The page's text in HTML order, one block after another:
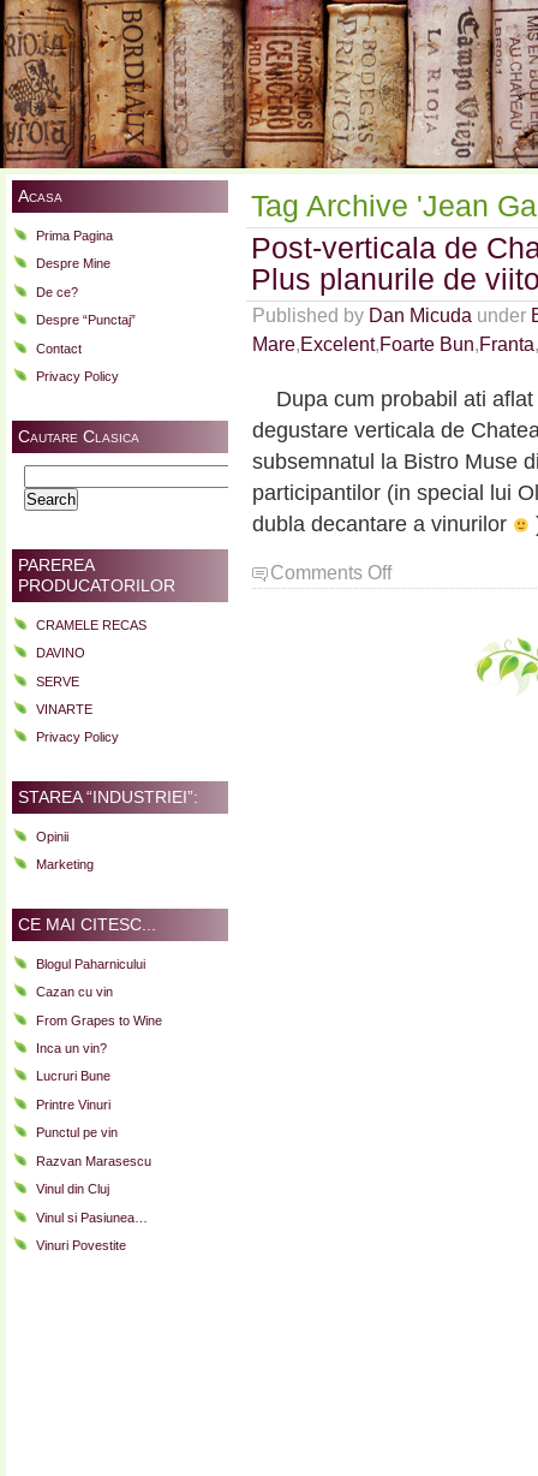
Acasa
Prima Pagina
Despre Mine
De ce?
Despre “Punctaj”
Contact
Privacy Policy
Cautare Clasica
for:
PAREREA
PRODUCATORILOR
CRAMELE RECAS
DAVINO
SERVE
VINARTE
Privacy Policy
STAREA “INDUSTRIEI”:
Opinii
Marketing
CE MAI CITESC...
Blogul Paharnicului
Cazan cu vin
From Grapes to Wine
Inca un vin?
Lucruri Bune
Printre Vinuri
Punctul pe vin
Razvan Marasescu
Vinul din Cluj
Vinul si Pasiunea…
Vinuri Povestite
Tag Archive 'Jean
Post-verticala de
Plus planurile de
Published by Dan Micuda under
Mare,Excelent,Foarte Bun,Franta,
Dupa cum probabil ati aflat
degustare verticala de
subsemnatul la Bistro Muse
participantilor (in special lui
dubla decantare a vinurilor
Comments Offon
Post-